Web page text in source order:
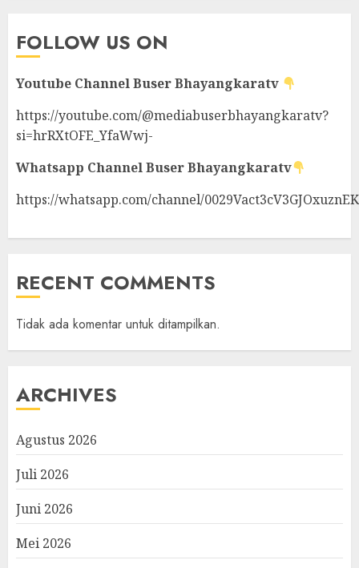
FOLLOW US ON
Youtube ChannelBuser Bhayangkaratv
https://youtube.com/@mediabuserbhayangkaratv?
si=hrRXtOFE_YfaWwj-
Whatsapp ChannelBuser Bhayangkaratv
https://whatsapp.com/channel/
RECENT COMMENTS
Tidak ada komentar untuk ditampilkan.
ARCHIVES
Agustus 2026
Juli 2026
Juni 2026
Mei 2026